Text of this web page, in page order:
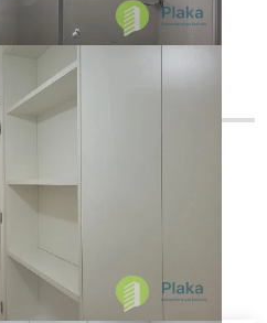
armários